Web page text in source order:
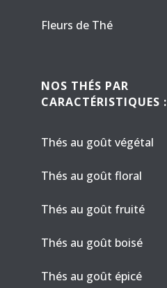
Fleurs de Thé
NOS THÉS PAR
CARACTÉRISTIQUES :
Thés au goût végétal
Thés au goût floral
Thés au goût fruité
Thés au goût boisé
Thés au goût épicé